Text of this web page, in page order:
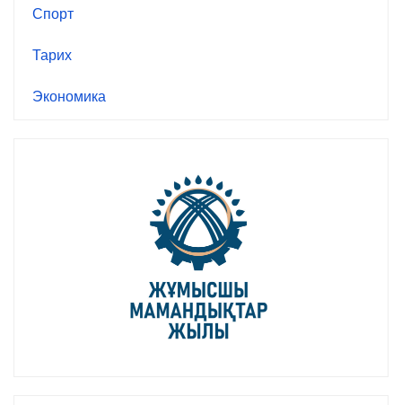
Спорт
Тарих
Экономика